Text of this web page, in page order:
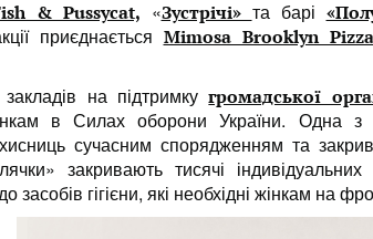
& Pussycat, «Зустрічі» та барі
приєднається Mimosa Brooklyn Pizza
закладів на підтримкугромадської
в Силах оборони України. Одна з
сучасним спорядженням та
закривають тисячі
засобів гігієни, які необхідні жінкам на